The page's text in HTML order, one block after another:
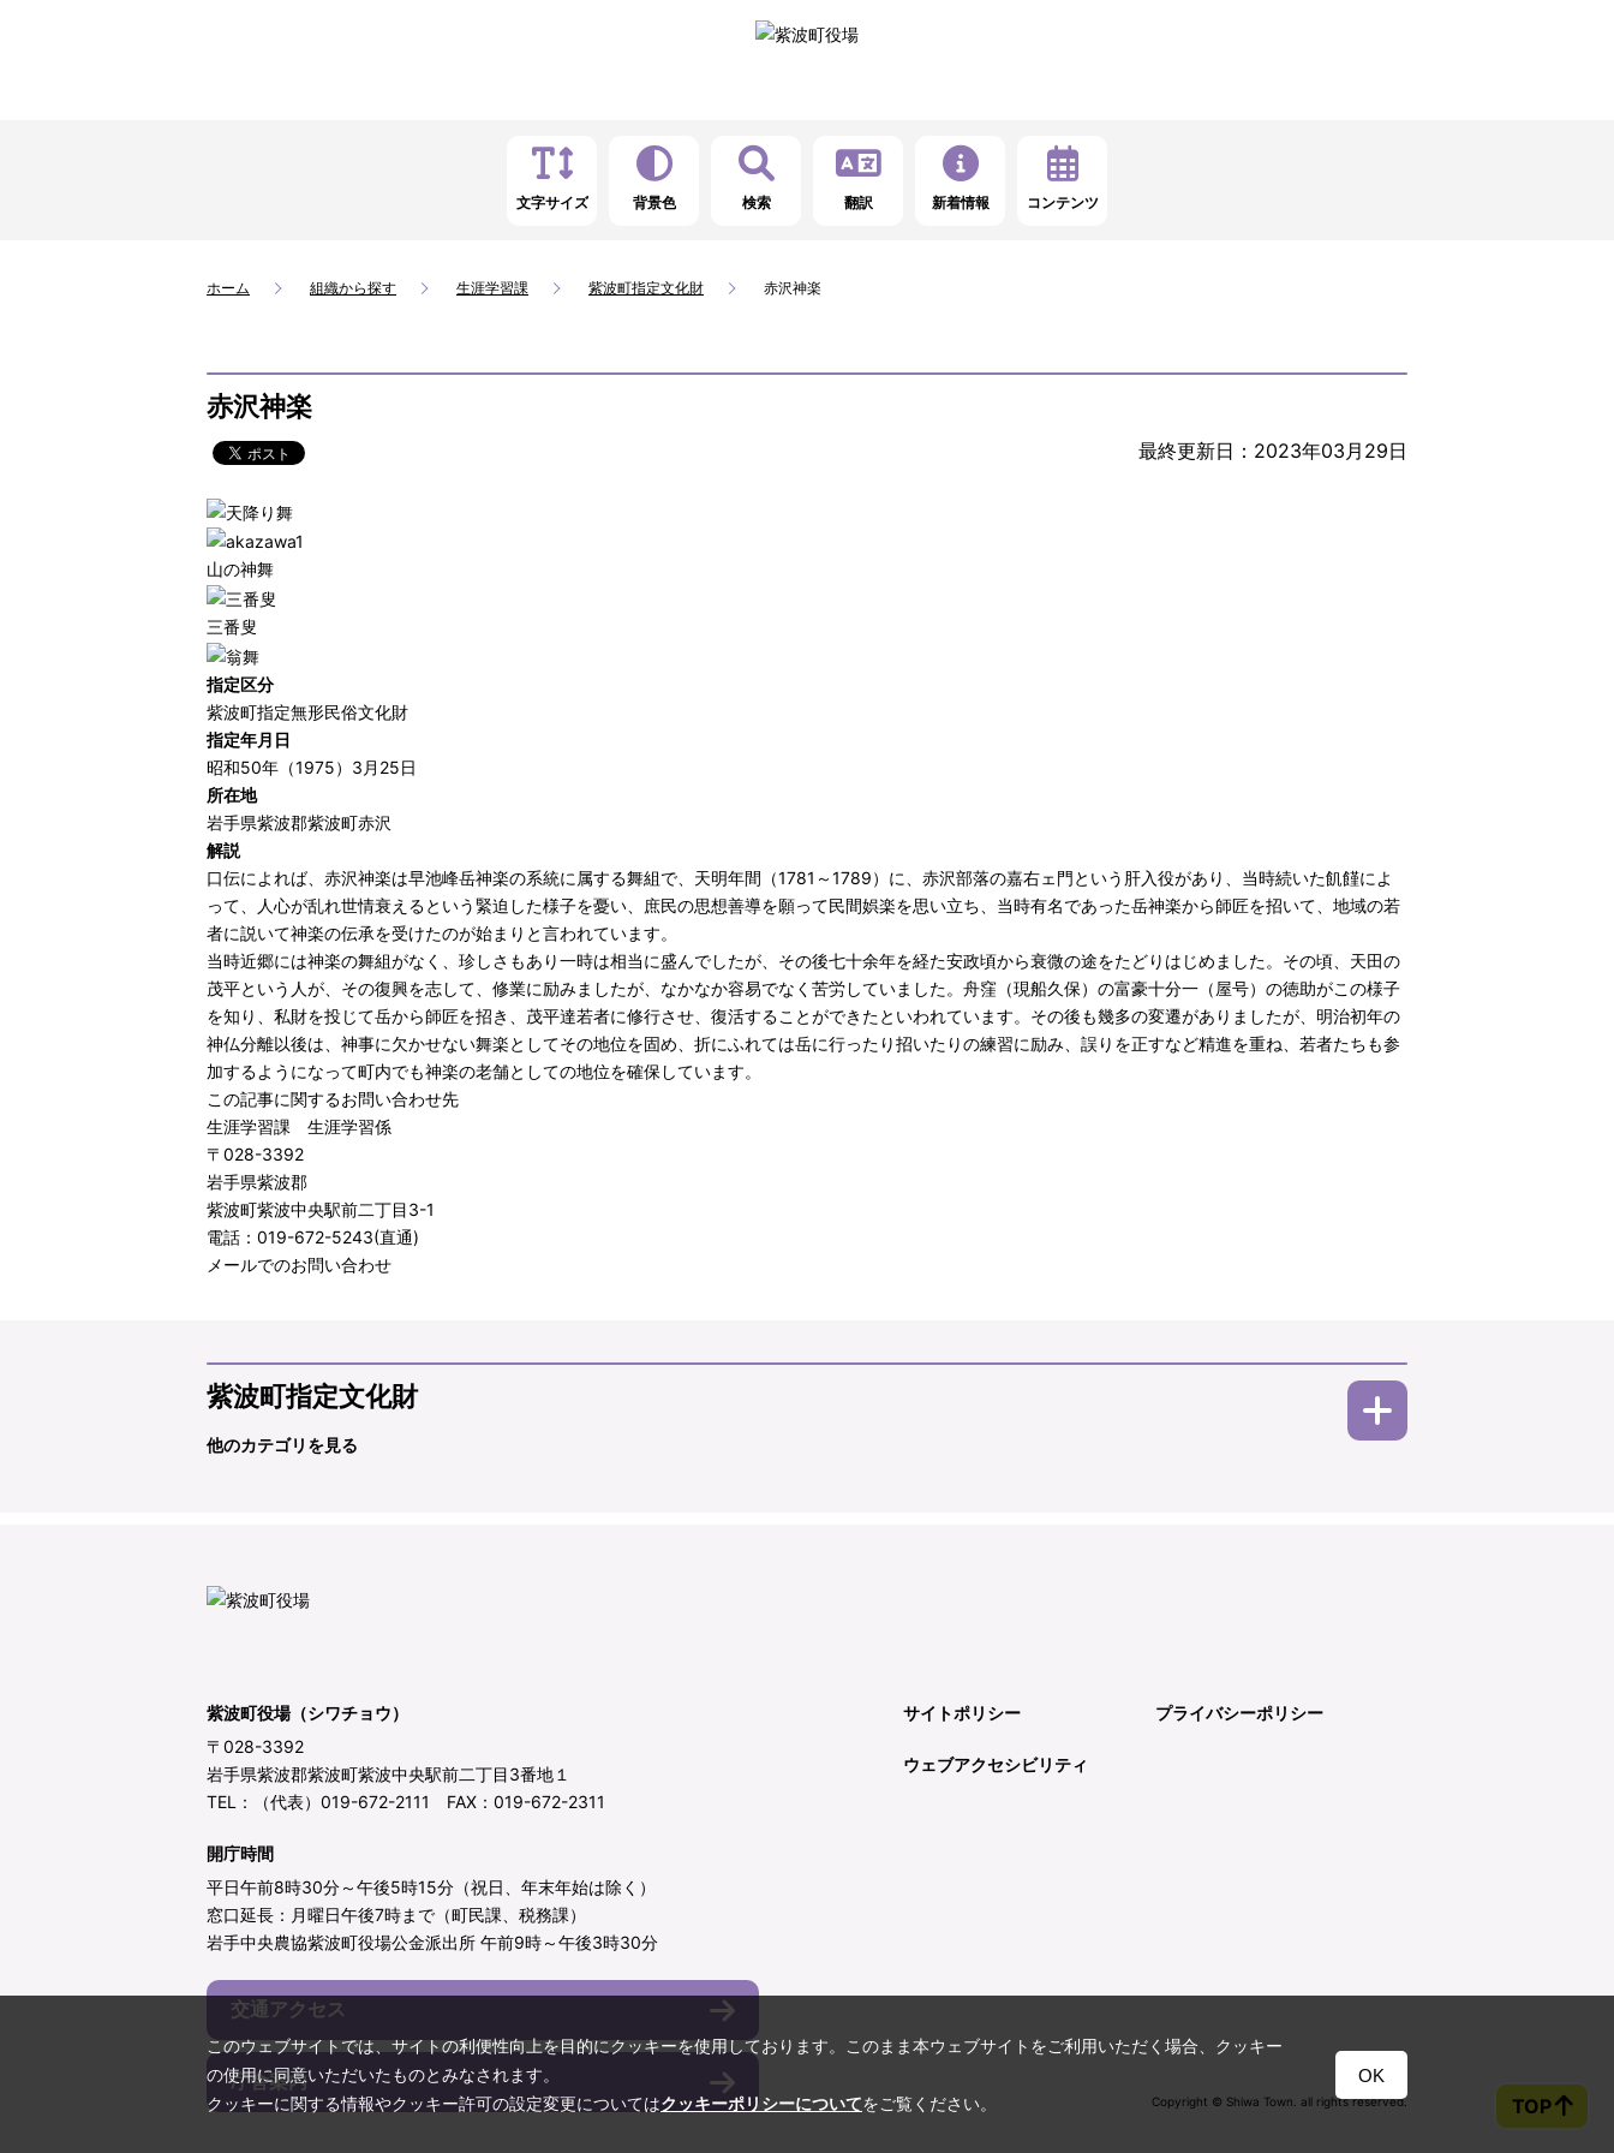
文字サイズ 背景色 検索 翻訳 新着情報 コンテンツ
ホーム 組織から探す 生涯学習課 紫波町指定文化財 赤沢神楽
赤沢神楽
最終更新日：2023年03月29日
山の神舞
三番叟
指定区分
紫波町指定無形民俗文化財
指定年月日
昭和50年（1975）3月25日
所在地
岩手県紫波郡紫波町赤沢
解説
口伝によれば、赤沢神楽は早池峰岳神楽の系統に属する舞組で、天明年間（1781～1789）に、赤沢部落の嘉右ェ門という肝入役があり、当時続いた飢饉によ
って、人心が乱れ世情衰えるという緊迫した様子を憂い、庶民の思想善導を願って民間娯楽を思い立ち、当時有名であった岳神楽から師匠を招いて、地域の若
者に説いて神楽の伝承を受けたのが始まりと言われています。
当時近郷には神楽の舞組がなく、珍しさもあり一時は相当に盛んでしたが、その後七十余年を経た安政頃から衰微の途をたどりはじめました。その頃、天田の
茂平という人が、その復興を志して、修業に励みましたが、なかなか容易でなく苦労していました。舟窪（現船久保）の富豪十分一（屋号）の徳助がこの様子
を知り、私財を投じて岳から師匠を招き、茂平達若者に修行させ、復活することができたといわれています。その後も幾多の変遷がありましたが、明治初年の
神仏分離以後は、神事に欠かせない舞楽としてその地位を固め、折にふれては岳に行ったり招いたりの練習に励み、誤りを正すなど精進を重ね、若者たちも参
加するようになって町内でも神楽の老舗としての地位を確保しています。
この記事に関するお問い合わせ先
生涯学習課 生涯学習係
〒028-3392
岩手県紫波郡
紫波町紫波中央駅前二丁目3-1
電話：019-672-5243(直通)
メールでのお問い合わせ
紫波町指定文化財
他のカテゴリを見る
紫波町役場（シワチョウ）
〒028-3392
岩手県紫波郡紫波町紫波中央駅前二丁目3番地１
TEL：（代表）019-672-2111 FAX：019-672-2311
開庁時間
平日午前8時30分～午後5時15分（祝日、年末年始は除く）
窓口延長：月曜日午後7時まで（町民課、税務課）
岩手中央農協紫波町役場公金派出所 午前9時～午後3時30分
交通アクセス
庁舎案内
サイトポリシー プライバシーポリシー
ウェブアクセシビリティ
Copyright © Shiwa Town. all rights reserved. TOP
このウェブサイトでは、サイトの利便性向上を目的にクッキーを使用しております。このまま本ウェブサイトをご利用いただく場合、クッキー
の使用に同意いただいたものとみなされます。
クッキーに関する情報やクッキー許可の設定変更についてはクッキーポリシーについてをご覧ください。
OK